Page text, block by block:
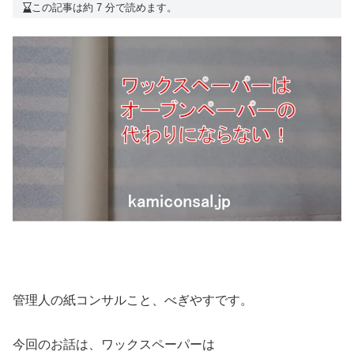
この記事は約 7 分で読めます。
管理人の紙コンサルこと、べぎやすです。
今回のお話は、ワックスペーパーは